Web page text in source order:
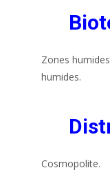
Zones
humides.
Cosmopolite.